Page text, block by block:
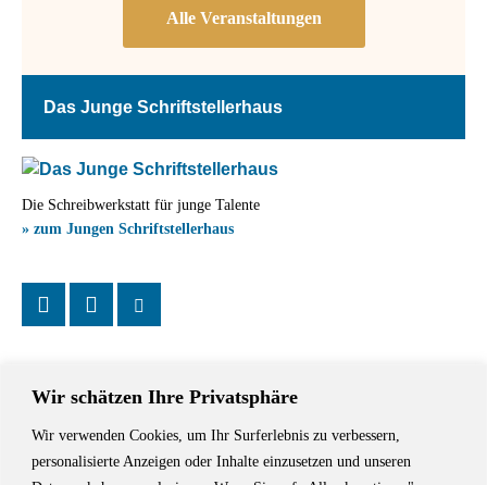
Wir schätzen Ihre Privatsphäre
Wir verwenden Cookies, um Ihr Surferlebnis zu verbessern,
personalisierte Anzeigen oder Inhalte einzusetzen und unseren
Das Junge Schriftstellerhaus
Die Schreibwerkstatt für junge Talente
» zum Jungen Schriftstellerhaus
Das Schriftstellerhaus ist ein beliebter Treffpunkt für Autorinnen und
Autoren aus Stuttgart und der Region sowie ein Veranstaltungsort für